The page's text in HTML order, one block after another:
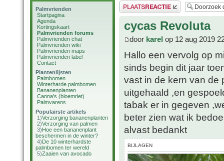
Palmvrienden
Startpagina
Agenda
Kortingskaart
Palmvrienden forums
Palmvrienden chat
Palmvrienden wiki
Palmvrienden maps
Palmvrienden label
Contact
Plantenlijsten
Palmbomen
Winterharde palmbomen
Bananenplanten
Canna's (bloemriet)
Palmvarens
Populairste artikels
1)Verzorging bananenplanten
2)Verzorging van palmen
3)Hoe een bananenplant
beschermen in de winter?
4)De 10 winterhardste
palmbomen ter wereld
5)Zaaien van avocado
Plaats een reactie
cycas Revoluta
door karel op 12 aug 2019
Hallo een vervolg op
sinds begin dit jaar
vast in de kern van de
uitgehaald ,en
tabak er in gegeven
beter zien wat ik
alvast bedankt
BIJLAGEN